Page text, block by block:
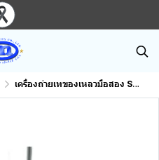
เครื่องถ่ายเทของเหลวมือสอง SMT. EUNIL